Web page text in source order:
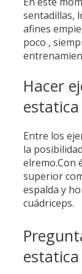
sentadillas,
afines
poco ,
Hacer
Entre los
la
elremo.Con
superior
espalda y
cuádriceps.